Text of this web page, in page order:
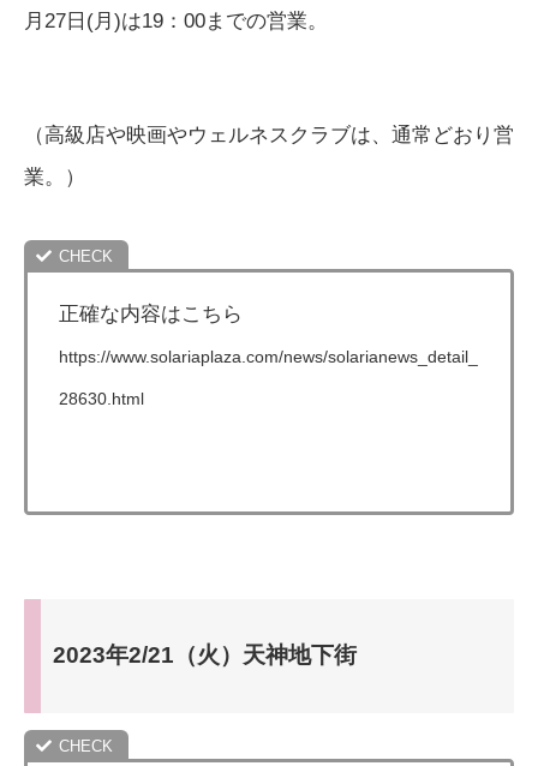
月27日(月)は19：00までの営業。
（高級店や映画やウェルネスクラブは、通常どおり営
業。）
正確な内容はこちら
https://www.solariaplaza.com/news/solarianews_detail_
28630.html
2023年2/21（火）天神地下街